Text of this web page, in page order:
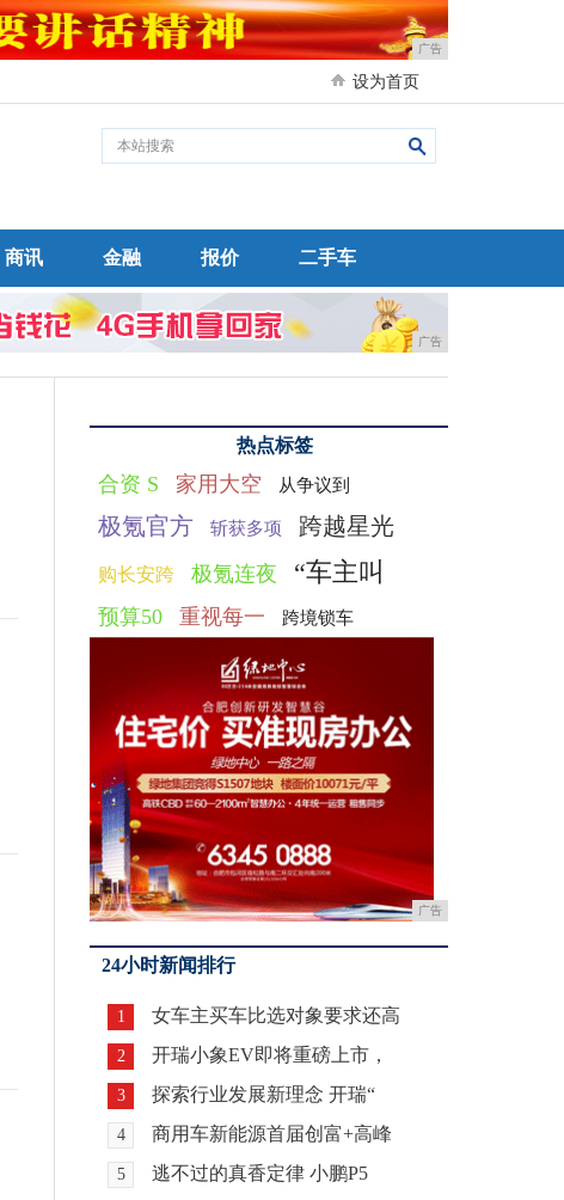
广告
设为首页
商讯 金融 报价 二手车
广告
热点标签
合资 S 家用大空 从争议到
极氪官方 斩获多项 跨越星光
购长安跨 极氪连夜 “车主叫
预算50 重视每一 跨境锁车
广告
24小时新闻排行
1 女车主买车比选对象要求还高
2 开瑞小象EV即将重磅上市，
3 探索行业发展新理念 开瑞“
4 商用车新能源首届创富+高峰
5 逃不过的真香定律 小鹏P5